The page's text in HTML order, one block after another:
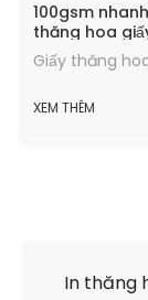
100gsm
thăng hoa
cho vải
XEM THÊM
In thăng